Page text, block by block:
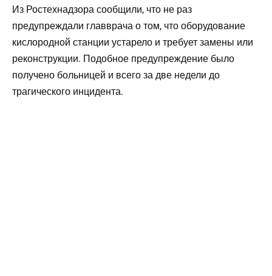
Из Ростехнадзора сообщили, что не раз
предупреждали главврача о том, что оборудование
кислородной станции устарело и требует замены или
реконструкции. Подобное предупреждение было
получено больницей и всего за две недели до
трагического инцидента.